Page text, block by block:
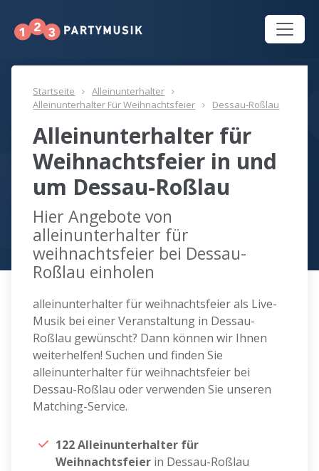
Startseite
Alleinunterhalter
Alleinunterhalter Für Weihnachtsfeier
Dessau-Roßlau
Alleinunterhalter für
Weihnachtsfeier in und
um Dessau-Roßlau
Hier Angebote von
alleinunterhalter für
weihnachtsfeier bei Dessau-
Roßlau einholen
alleinunterhalter für weihnachtsfeier als Live-
Musik bei einer Veranstaltung in Dessau-
Roßlau gewünscht? Dann können wir Ihnen
weiterhelfen! Suchen und finden Sie
alleinunterhalter für weihnachtsfeier bei
Dessau-Roßlau oder verwenden Sie unseren
Matching-Service.
122 Alleinunterhalter für
Weihnachtsfeier in Dessau-Roßlau